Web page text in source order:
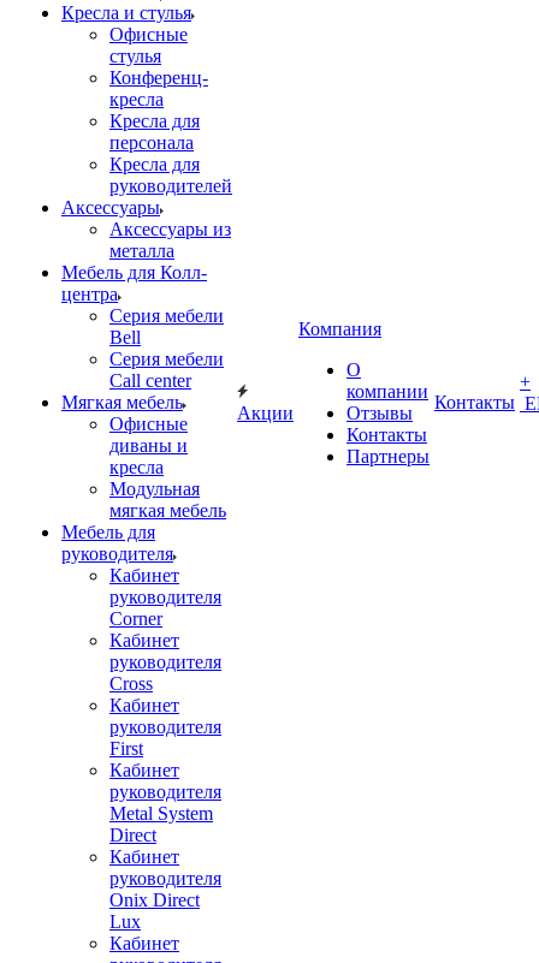
Кресла и стулья
Офисные
стулья
Конференц-
кресла
Кресла для
персонала
Кресла для
руководителей
Аксессуары
Аксессуары из
металла
Мебель для Колл-
центра
Серия мебели
Bell
Серия мебели
Call center
Мягкая мебель
Офисные
диваны и
кресла
Модульная
мягкая мебель
Мебель для
руководителя
Кабинет
руководителя
Corner
Кабинет
руководителя
Cross
Кабинет
руководителя
First
Кабинет
руководителя
Metal System
Direct
Кабинет
руководителя
Onix Direct
Lux
Кабинет
Акции
Компания
О
компании
Отзывы
Контакты
Партнеры
Контакты
+